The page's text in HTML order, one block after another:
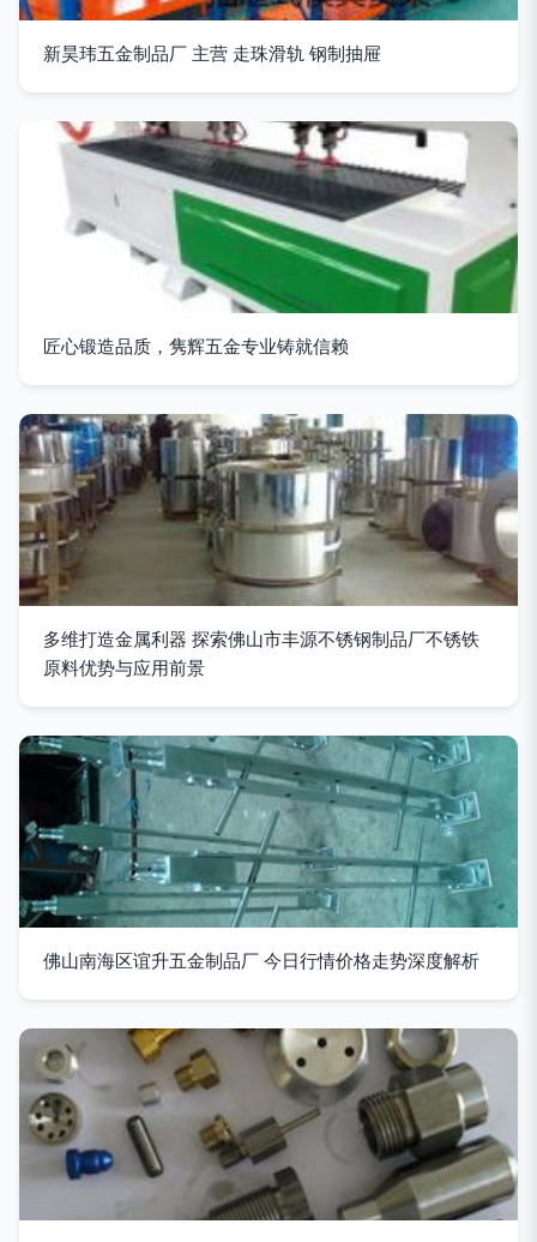
新昊玮五金制品厂 主营 走珠滑轨 钢制抽屉
匠心锻造品质，隽辉五金专业铸就信赖
多维打造金属利器 探索佛山市丰源不锈钢制品厂不锈铁
原料优势与应用前景
佛山南海区谊升五金制品厂 今日行情价格走势深度解析